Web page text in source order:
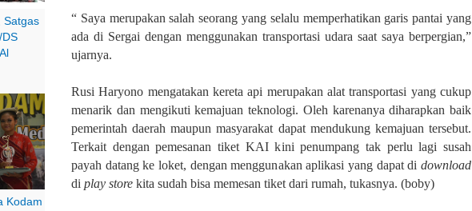
Satgas
Kodam
“ Saya merupakan salah seorang yang selalu memperhatikan garis pantai yang
ada di Sergai dengan menggunakan transportasi udara saat saya berpergian,”
ujarnya.
Rusi Haryono mengatakan kereta api merupakan alat transportasi yang cukup
menarik dan mengikuti kemajuan teknologi. Oleh karenanya diharapkan baik
pemerintah daerah maupun masyarakat dapat mendukung kemajuan tersebut.
Terkait dengan pemesanan tiket KAI kini penumpang tak perlu lagi susah
payah datang ke loket, dengan menggunakan aplikasi yang dapat di download
di play store kita sudah bisa memesan tiket dari rumah, tukasnya. (boby)